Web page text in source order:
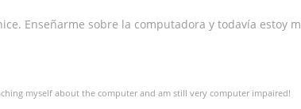
Enseñarme sobre la computadora y todavía estoy
myself about the computer and am still very computer impaired!